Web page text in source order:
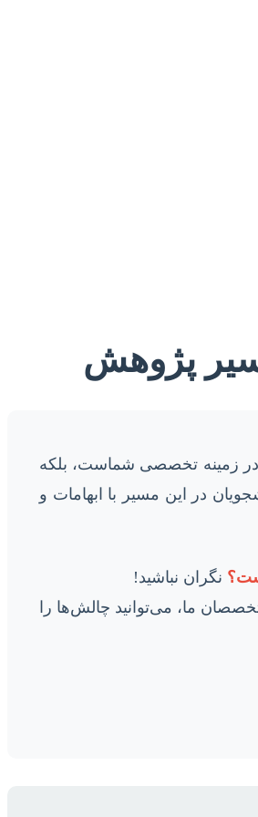
پژوهش
در زمینه تخصصی شماست، بلکه
در این مسیر با ابهامات و
نگران نباشید!
ما، می‌توانید چالش‌ها را